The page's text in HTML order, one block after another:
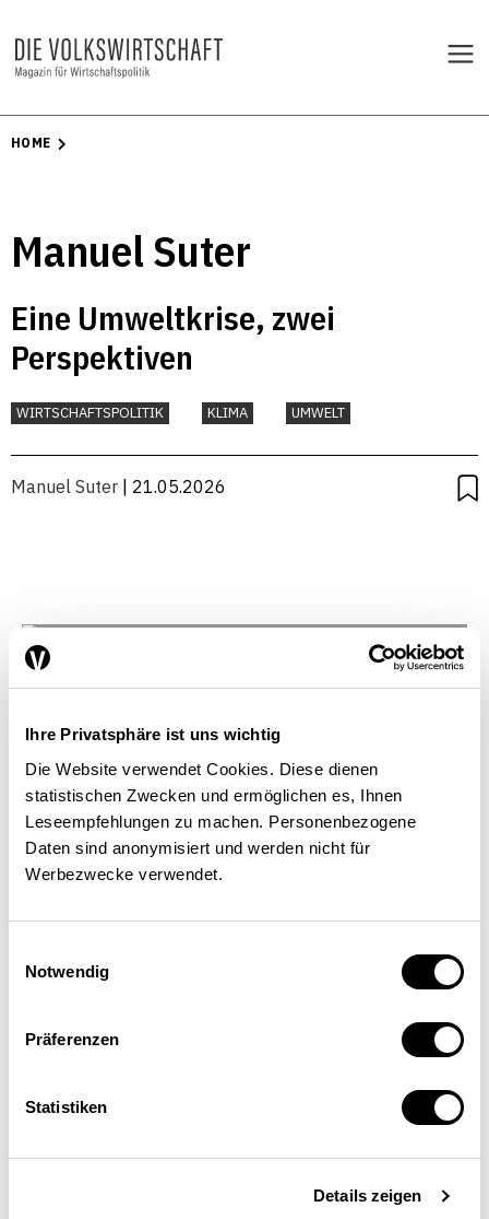
Ihre Privatsphäre ist uns wichtig
Die Website verwendet Cookies. Diese dienen
statistischen Zwecken und ermöglichen es, Ihnen
Leseempfehlungen zu machen. Personenbezogene
Daten sind anonymisiert und werden nicht für
Werbezwecke verwendet.
Notwendig
Präferenzen
Statistiken
Details zeigen
HOME
Manuel Suter
Eine Umweltkrise, zwei
Perspektiven
WIRTSCHAFTSPOLITIK KLIMA UMWELT
Manuel Suter | 21.05.2026
Manuel Suter
Psychologie, Universität Lund, Schweden